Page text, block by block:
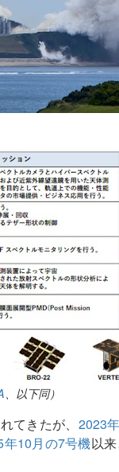
、以下同）
てきたが、 2023
年10月の7号機以